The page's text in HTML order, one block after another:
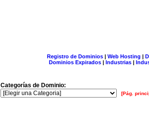
Registro de Dominios| Web Hosting |
Dominios Expirados | Industrias |
Categorías de Dominio:
[Pág.